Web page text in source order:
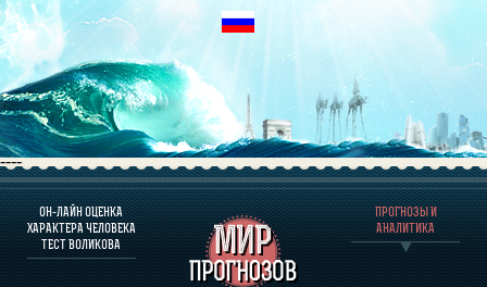
----
ОН-ЛАЙН ОЦЕНКА
ХАРАКТЕРА ЧЕЛОВЕКА
ТЕСТ ВОЛИКОВА
ПРОГНОЗЫ И
АНАЛИТИКА
О ПРОГРАММЕ
ОЦЕНКА ХАРАКТЕРA ЧЕЛОВЕКА
ОЦЕНКА ХАРАКТЕРА ВЫДАЮЩИХСЯ ЛИЧНОСТЕЙ